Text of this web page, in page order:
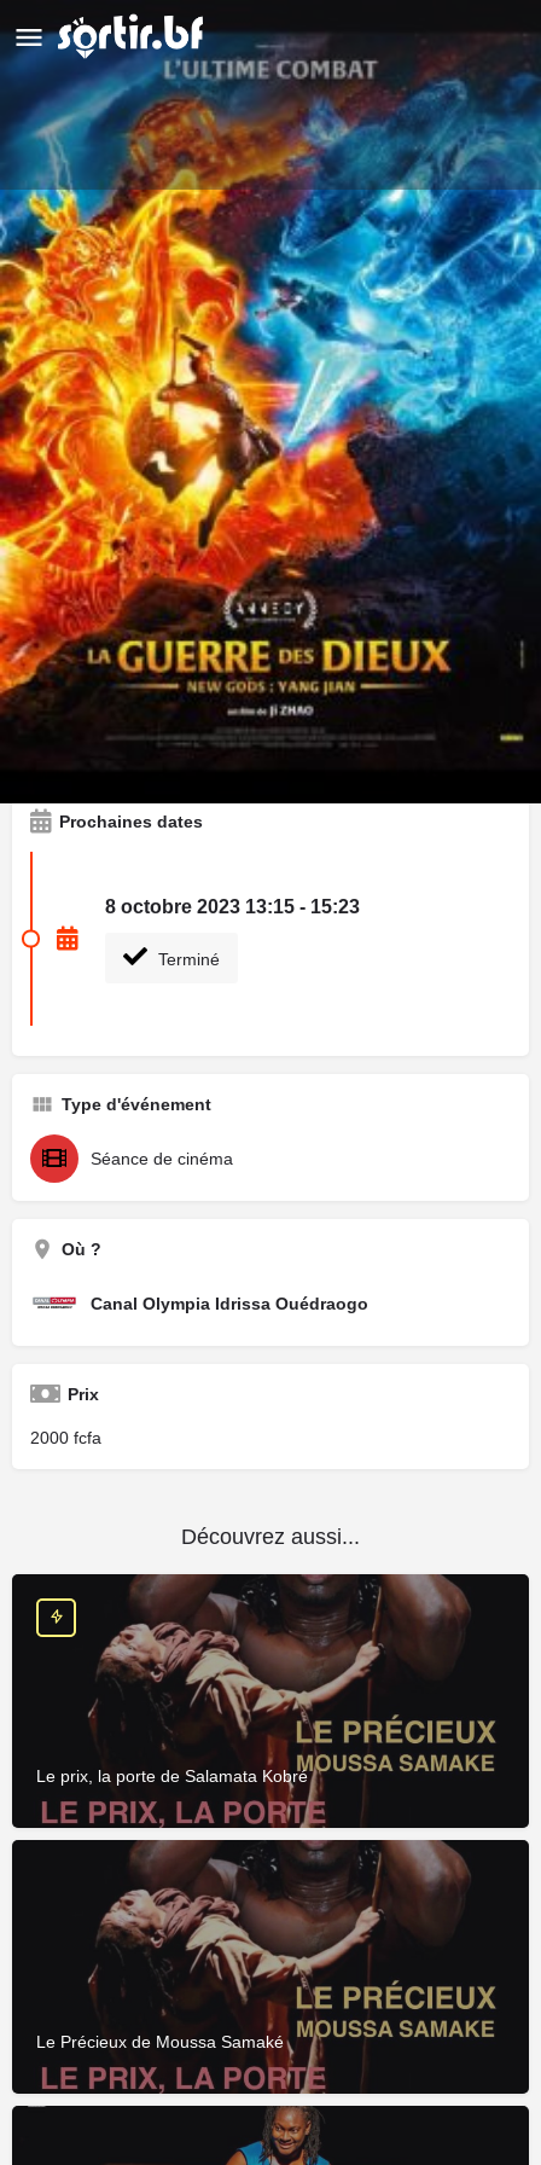
LA GUERRE DES DIEUX - NEW
GODS: YANG JIAN
Animation
Détails Avis 0
Laisser un avis Ajouter aux favoris
Description
Autrefois considéré comme un dieu puissant, Yang Jian a été
réduit à la condition d’un tueur à gages déchu. Sa vie bascule
le jour où une femme énigmatique lui propose une mission qui
le force à reprendre du service. Il doit à nouveau faire face à
son passé pour combattre ses anciens démons. La lutte entre
Yang Jian et les créatures mystiques sera sans merci, au
risque de perturber l’équilibre de leurs mondes. Une course
contre la montre pour sauver le destin de leurs univers.
Prochaines dates
8 octobre 2023 13:15 - 15:23
Terminé
Type d'événement
Séance de cinéma
Où ?
Canal Olympia Idrissa Ouédraogo
Prix
2000
Découvrez aussi...
Le prix, la porte de Salamata Kobré
Le Précieux de Moussa Samaké